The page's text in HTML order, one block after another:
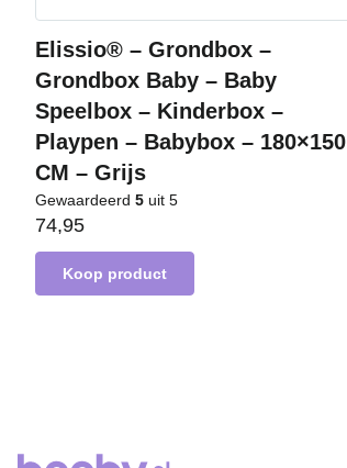
Elissio® – Grondbox –
Grondbox Baby – Baby
Speelbox – Kinderbox –
Playpen – Babybox – 180×150
CM – Grijs
Gewaardeerd 5 uit 5
74,95
Koop product